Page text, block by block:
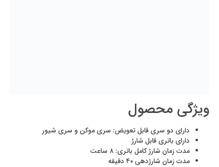
ویژگی محصول
دارای دو سری قابل تعویض: سری موکن و سری شیور
دارای باتری قابل شارژ
مدت زمان شارژ کامل باتری: ۸ ساعت
مدت زمان شارژدهی ۴۰ دقیقه